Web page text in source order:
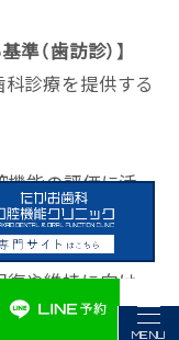
MENU
（歯訪診）】
診療を提供する
機能の評価に活
リハ2）】
や維持に向け
ます。